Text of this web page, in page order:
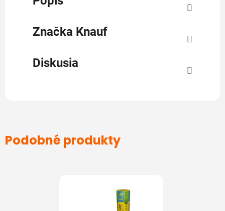
Značka Knauf
Diskusia
Podobné produkty